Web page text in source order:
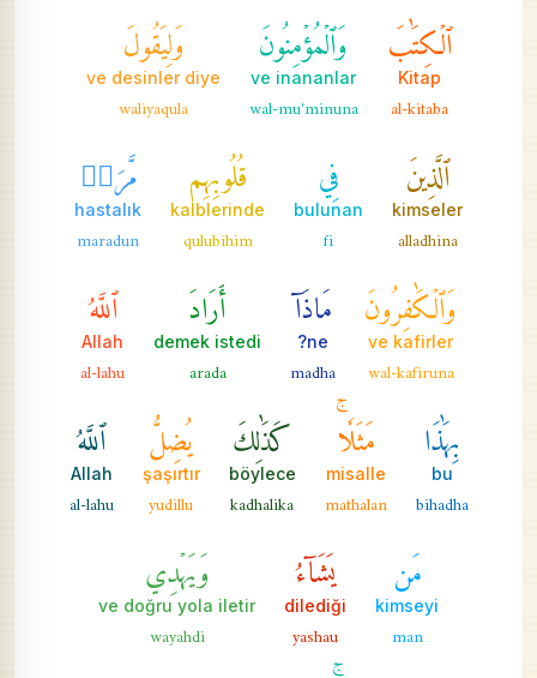
ٱلۡكِتَٰبَ
Kitap
al-kitaba
وَٱلۡمُؤۡمِنُونَ
ve inananlar
wal-mu'minuna
وَلِيَقُولَ
ve desinler diye
waliyaqula
ٱلَّذِينَ
kimseler
alladhina
فِي
bulunan
fi
قُلُوبِهِم
kalblerinde
qulubihim
مَّرَضٞ
hastalık
maradun
وَٱلۡكَٰفِرُونَ
ve kafirler
wal-kafiruna
مَاذَآ
ne?
madha
أَرَادَ
demek istedi
arada
ٱللَّهُ
Allah
al-lahu
بِهَٰذَا
bu
bihadha
مَثَلٗاۚ
misalle
mathalan
كَذَٰلِكَ
böylece
kadhalika
يُضِلُّ
şaşırtır
yudillu
ٱللَّهُ
Allah
al-lahu
مَن
kimseyi
man
يَشَآءُ
dilediği
yashau
وَيَهۡدِي
ve doğru yola iletir
wayahdi